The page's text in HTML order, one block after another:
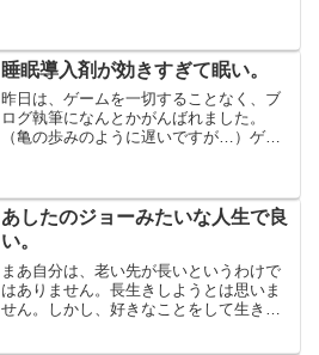
ョギングしていますが）エアコンの設定
温度を変えてみた。なにか変...
睡眠導入剤が効きすぎて眠い。
昨日は、ゲームを一切することなく、ブ
ログ執筆になんとかがんばれました。
（亀の歩みのように遅いですが…）ゲー
り替えるために家にあった睡眠導入剤を
夜の１０時過ぎに飲みました...
あしたのジョーみたいな人生で良
い。
まあ自分は、老い先が長いというわけで
はありません。長生きしようとは思いま
せん。しかし、好きなことをして生きる